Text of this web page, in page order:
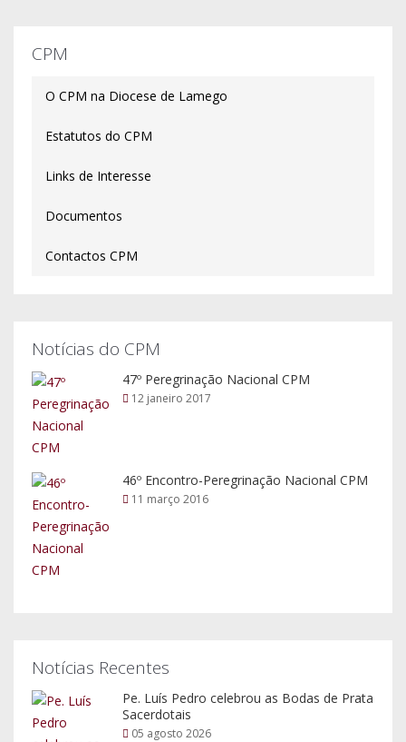
CPM
O CPM na Diocese de Lamego
Estatutos do CPM
Links de Interesse
Documentos
Contactos CPM
Notícias do CPM
47º Peregrinação Nacional CPM
12 janeiro 2017
46º Encontro-Peregrinação Nacional CPM
11 março 2016
Notícias Recentes
Pe. Luís Pedro celebrou as Bodas de Prata
Sacerdotais
05 agosto 2026